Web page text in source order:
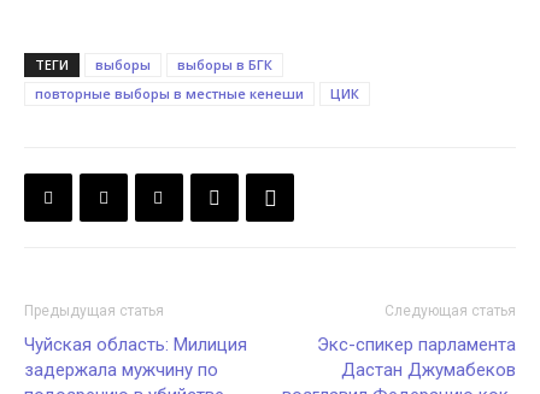
ТЕГИ выборы
выборы в БГК
повторные выборы в местные кенеши
ЦИК
Предыдущая статья
Чуйская область: Милиция
задержала мужчину по
Следующая статья
Экс-спикер парламента
Дастан Джумабеков